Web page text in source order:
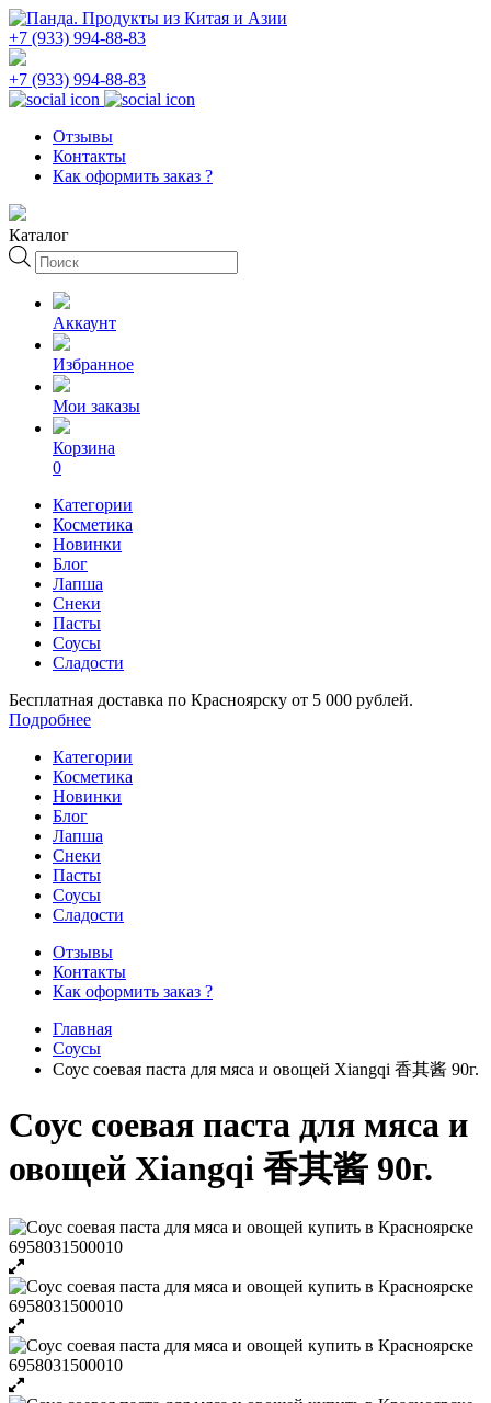
+7 (933) 994-88-83
+7 (933) 994-88-83
Отзывы
Контакты
Как оформить заказ ?
Каталог
Поиск
товаров
Аккаунт
Избранное
Мои заказы
Корзина
0
Категории
Косметика
Новинки
Блог
Лапша
Снеки
Пасты
Соусы
Сладости
Бесплатная доставка по Красноярску от 5 000 рублей.
Подробнее
Категории
Косметика
Новинки
Блог
Лапша
Снеки
Пасты
Соусы
Сладости
Отзывы
Контакты
Как оформить заказ ?
Главная
Соусы
Соус соевая паста для мяса и овощей Xiangqi 香其酱 90г.
Соус соевая паста для мяса и
овощей Xiangqi 香其酱 90г.